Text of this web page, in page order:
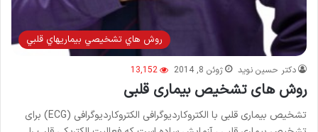
روش هاي تشخيصي بيماريهاي قلبي
دکتر حسین نوید ژوئن 8, 2014 13,152
روش های تشخیص بیماری قلبی
تشخیص بیماری قلبی با الکتروکاردیوگرافی الکتروکاردیوگرافی (ECG) برای